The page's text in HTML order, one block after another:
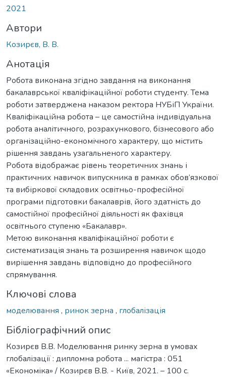
2021
Автори
Козирєв, В. В.
Анотація
Робота виконана згідно завдання на виконання
бакалаврської кваліфікаційної роботи студенту. Тема
роботи затверджена наказом ректора НУБіП України.
Кваліфікаційна робота – це самостійна індивідуальна
робота аналітичного, розрахункового, бізнесового або
організаційно-економічного характеру, що містить
рішення завдань узагальненого характеру.
Робота відображає рівень теоретичних знань і
практичних навичок випускника в рамках обов’язкової
та вибіркової складових освітньо-професійної
програми підготовки бакалаврів, його здатність до
самостійної професійної діяльності як фахівця
освітнього ступеню «Бакалавр».
Метою виконання кваліфікаційної роботи є
систематизація знань та розширення навичок щодо
вирішення завдань відповідно до професійного
спрямування.
Ключові слова
моделювання , ринок зерна , глобалізація
Бібліографічний опис
Козирєв В.В. Моделювання ринку зерна в умовах
глобалізації : дипломна робота ... магістра : 051
«Економіка» / Козирєв В.В. - Київ, 2021. – 100 с.